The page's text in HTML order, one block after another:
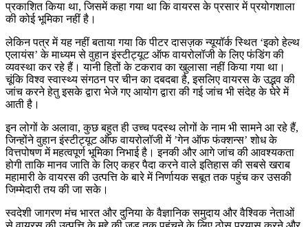
प्रकाशित किया था, जिसमें कहा गया था कि वायरस के प्रसार में प्रयोगशाला
की कोई भूमिका नहीं है।
लेकिन पत्र में यह नहीं बताया गया कि पीटर दासज़क न्यूयॉर्क स्थित ‘इको हेल्थ
एलायंस’ के माध्यम से वुहान इंस्टीट्यूट ऑफ वायरोलॉजी के लिए फंडिंग की
व्यवस्था कर रहे हैं। यानी हितों के टकराव का खुलासा नहीं किया गया था।
चूंकि विश्व स्वास्थ्य संगठन पर चीन का दबदबा है, इसलिए वायरस के उद्भव की
जांच करने हेतु इसके द्वारा भेजे गए आयोग द्वारा की गई जांच भी संदेह के घेरे में
आती है।
इन लोगों के अलावा, कुछ बहुत ही उच्च पदस्थ लोगों के नाम भी सामने आ रहे हैं,
जिन्होंने वुहान इंस्टीट्यूट ऑफ वायरोलॉजी में ’गेन ऑफ फंक्शन्स’ शोध के
वित्तपोषण में महत्वपूर्ण भूमिका निभाई है। इनकी और आगे जांच की आवश्यकता
होगी ताकि मानव जाति के लिए कहर पैदा करने वाले इतिहास की सबसे खराब
महामारी के वायरस की उत्पत्ति के बारे में निर्णायक सबूत तक पहुंच कर उसकी
जिम्मेदारी तय की जा सके।
स्वदेशी जागरण मंच भारत और दुनिया के वैज्ञानिक समुदाय और वैश्विक नेताओं